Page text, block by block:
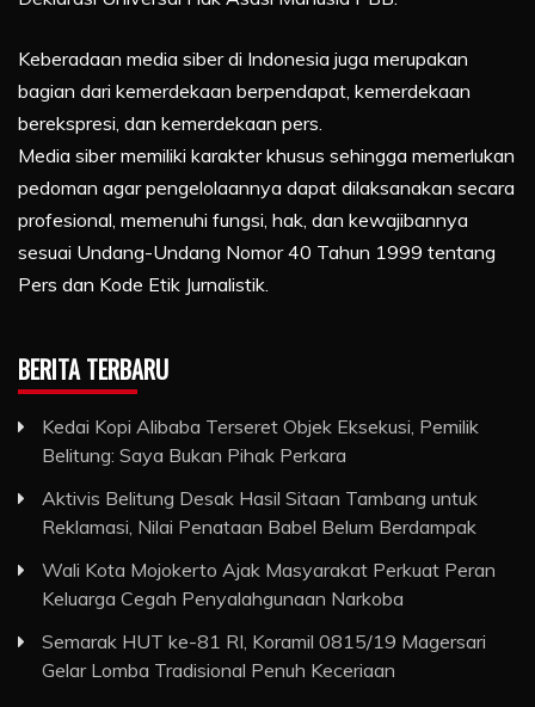
Keberadaan media siber di Indonesia juga merupakan
bagian dari kemerdekaan berpendapat, kemerdekaan
berekspresi, dan kemerdekaan pers.
Media siber memiliki karakter khusus sehingga memerlukan
pedoman agar pengelolaannya dapat dilaksanakan secara
profesional, memenuhi fungsi, hak, dan kewajibannya
sesuai Undang-Undang Nomor 40 Tahun 1999 tentang
Pers dan Kode Etik Jurnalistik.
BERITA TERBARU
Kedai Kopi Alibaba Terseret Objek Eksekusi, Pemilik
Belitung: Saya Bukan Pihak Perkara
Aktivis Belitung Desak Hasil Sitaan Tambang untuk
Reklamasi, Nilai Penataan Babel Belum Berdampak
Wali Kota Mojokerto Ajak Masyarakat Perkuat Peran
Keluarga Cegah Penyalahgunaan Narkoba
Semarak HUT ke-81 RI, Koramil 0815/19 Magersari
Gelar Lomba Tradisional Penuh Keceriaan